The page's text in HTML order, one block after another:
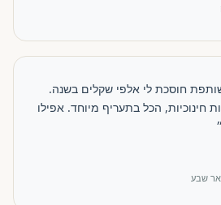
חוסכת לי אלפי שקלים בשנה.
חינוכיות, הכל בתעריף מיוחד. אפילו
שבע